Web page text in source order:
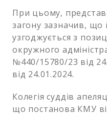
При цьому,
загону зазначив, що
узгоджується з
окружного
№440/15780/23 від
від 24.01.2024.
Колегія суддів
що постанова КМУ